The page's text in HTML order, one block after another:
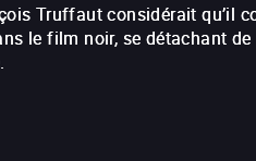
Truffaut considérait qu’il
le film noir, se détachant